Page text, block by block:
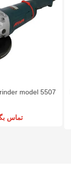
model 5507
تماس